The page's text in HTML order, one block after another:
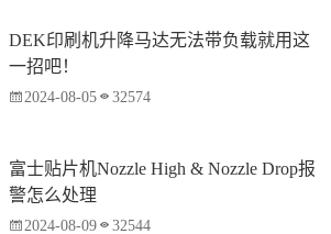
DEK印刷机升降马达无法带负载就用这
一招吧！
2024-08-05 32574
富士贴片机Nozzle High & Nozzle Drop报
警怎么处理
2024-08-09 32544